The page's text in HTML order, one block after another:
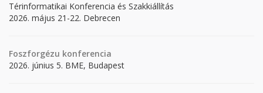
Térinformatikai Konferencia és Szakkiállítás
2026. május 21-22. Debrecen
Foszforgézu konferencia
2026. június 5. BME, Budapest